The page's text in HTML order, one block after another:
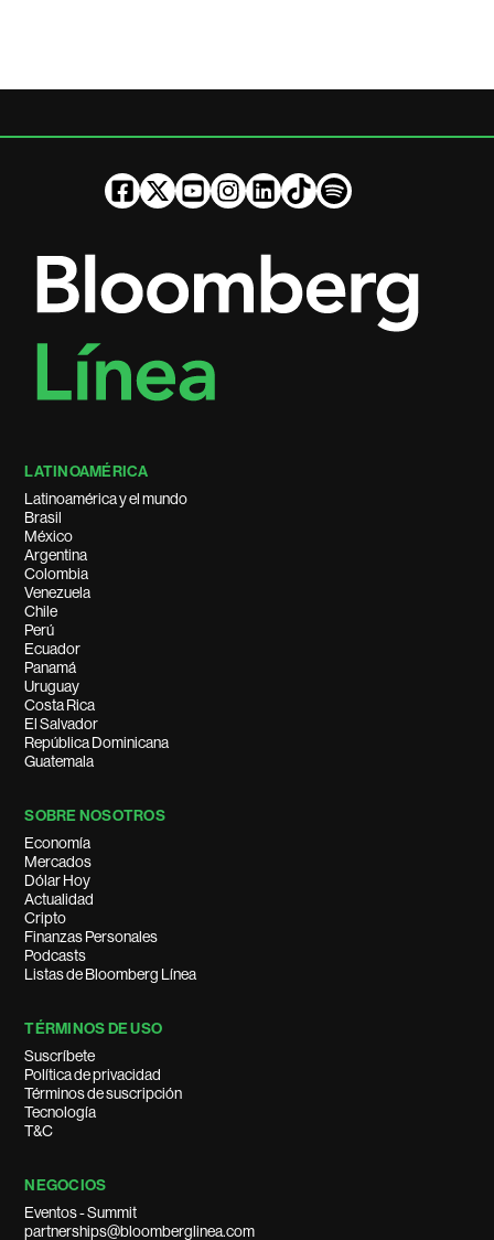
LATINOAMÉRICA
Latinoamérica y el mundo
Brasil
México
Argentina
Colombia
Venezuela
Chile
Perú
Ecuador
Panamá
Uruguay
Costa Rica
El Salvador
República Dominicana
Guatemala
SOBRE NOSOTROS
Economía
Mercados
Dólar Hoy
Actualidad
Cripto
Finanzas Personales
Podcasts
Listas de Bloomberg Línea
TÉRMINOS DE USO
Suscríbete
Política de privacidad
Términos de suscripción
Tecnología
T&C
NEGOCIOS
Eventos - Summit
partnerships@bloomberglinea.com